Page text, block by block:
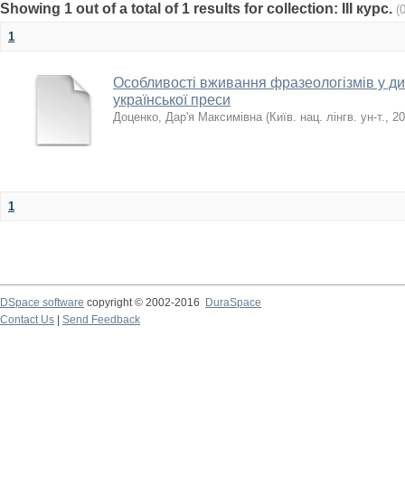
Showing 1 out of a total of 1 results for collection: ІІІ курс.
1
Особливості вживання фразеологізмів у
української преси
Доценко, Дар'я Максимівна (Київ. нац. лінгв. ун-т.,
1
DSpace software copyright © 2002-2016
DuraSpace
Contact Us
Send Feedback